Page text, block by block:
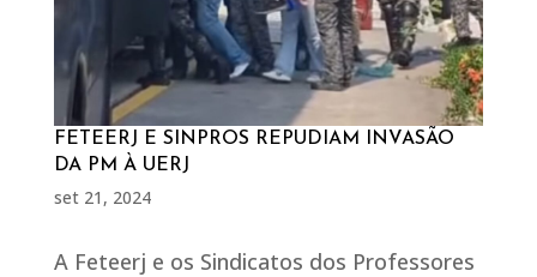
FETEERJ E SINPROS REPUDIAM INVASÃO
DA PM À UERJ
set 21, 2024
A Feteerj e os Sindicatos dos Professores